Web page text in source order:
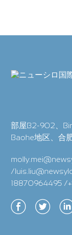
部屋B2-902、
Baohe地区、合
/
18870964495 /